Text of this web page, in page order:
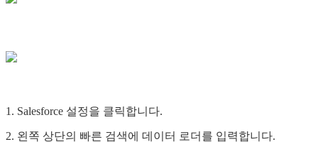
1. Salesforce 설정을 클릭합니다.
2. 왼쪽 상단의 빠른 검색에 데이터 로더를 입력합니다.